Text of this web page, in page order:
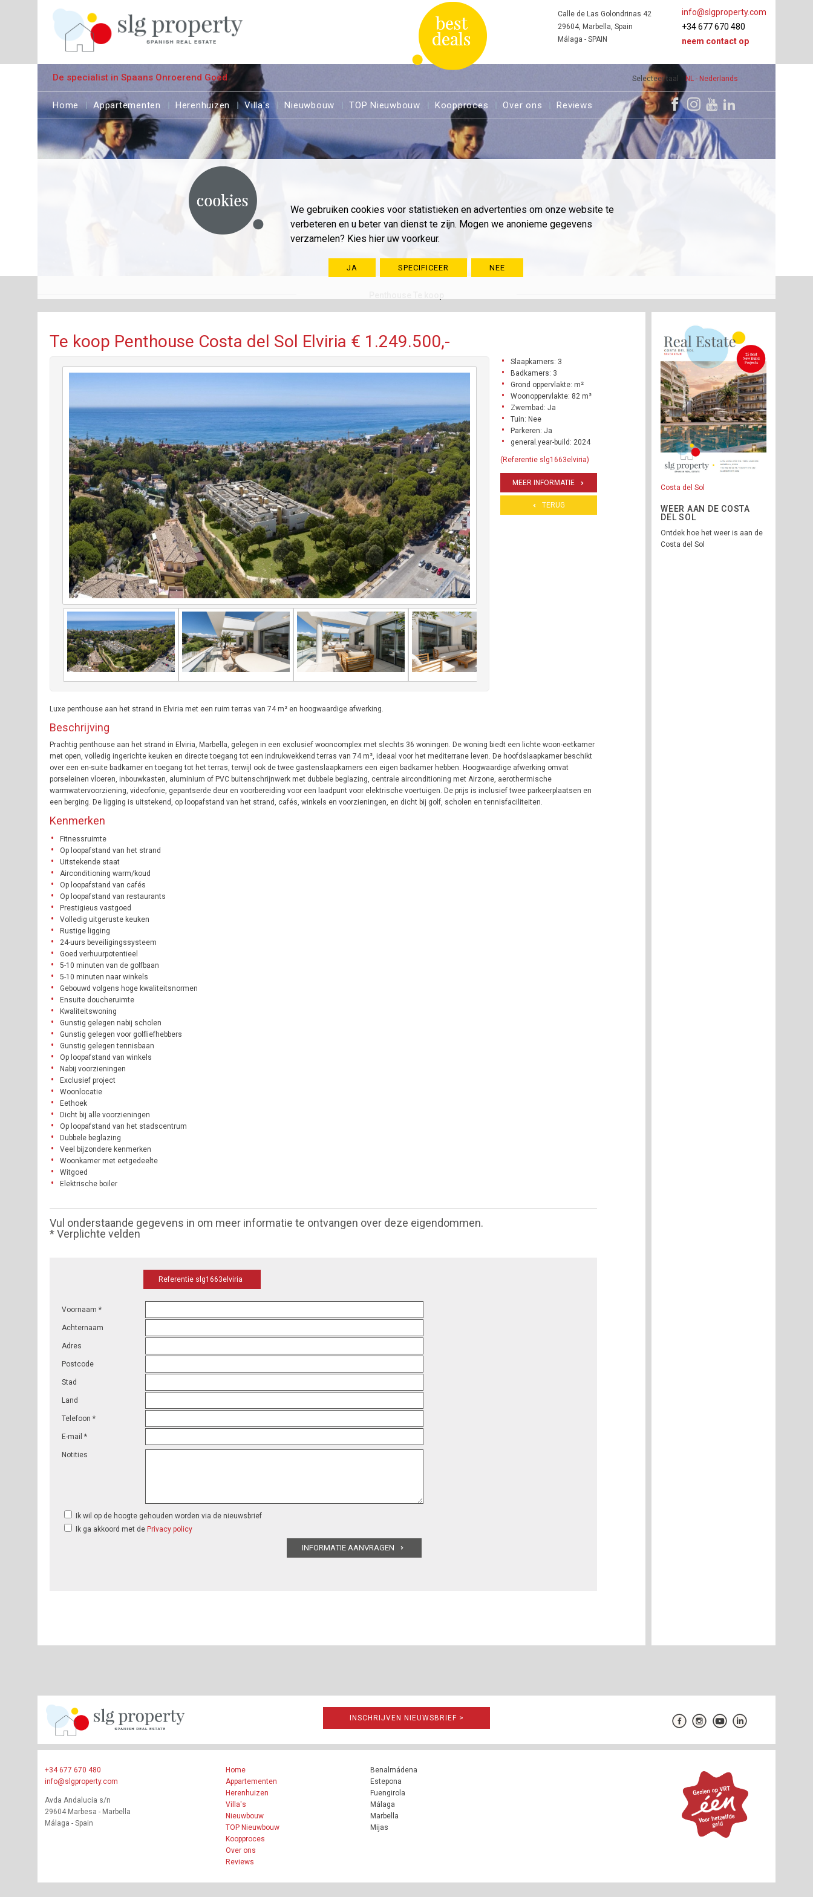
We gebruiken cookies voor statistieken en advertenties om onze website te
verbeteren en u beter van dienst te zijn. Mogen we anonieme gegevens
verzamelen? Kies hier uw voorkeur.
JA SPECIFICEER NEE
Selecteer taal NL - Nederlands
info@slgproperty.com
+34 677 670 480
neem contact op
Calle de Las Golondrinas 42
29604, Marbella, Spain
Málaga - SPAIN
De specialist in Spaans Onroerend Goed
Home Appartementen Herenhuizen Villa's Nieuwbouw TOP Nieuwbouw Koopproces Over ons Reviews
Te koop Penthouse Costa del Sol Elviria € 1.249.500,-
Slaapkamers: 3
Badkamers: 3
Grond oppervlakte: m²
Woonoppervlakte: 82 m²
Zwembad: Ja
Tuin: Nee
Parkeren: Ja
general.year-build: 2024
(Referentie slg1663elviria)
MEER INFORMATIE
TERUG
Luxe penthouse aan het strand in Elviria met een ruim terras van 74 m² en hoogwaardige afwerking.
Beschrijving
Prachtig penthouse aan het strand in Elviria, Marbella, gelegen in een exclusief wooncomplex met slechts 36 woningen. De woning biedt een lichte woon-eetkamer
met open, volledig ingerichte keuken en directe toegang tot een indrukwekkend terras van 74 m², ideaal voor het mediterrane leven. De hoofdslaapkamer beschikt
over een en-suite badkamer en toegang tot het terras, terwijl ook de twee gastenslaapkamers een eigen badkamer hebben. Hoogwaardige afwerking omvat
porseleinen vloeren, inbouwkasten, aluminium of PVC buitenschrijnwerk met dubbele beglazing, centrale airconditioning met Airzone, aerothermische
warmwatervoorziening, videofonie, gepantserde deur en voorbereiding voor een laadpunt voor elektrische voertuigen. De prijs is inclusief twee parkeerplaatsen en
een berging. De ligging is uitstekend, op loopafstand van het strand, cafés, winkels en voorzieningen, en dicht bij golf, scholen en tennisfaciliteiten.
Kenmerken
Fitnessruimte
Op loopafstand van het strand
Uitstekende staat
Airconditioning warm/koud
Op loopafstand van cafés
Op loopafstand van restaurants
Prestigieus vastgoed
Volledig uitgeruste keuken
Rustige ligging
24-uurs beveiligingssysteem
Goed verhuurpotentieel
5-10 minuten van de golfbaan
5-10 minuten naar winkels
Gebouwd volgens hoge kwaliteitsnormen
Ensuite doucheruimte
Kwaliteitswoning
Gunstig gelegen nabij scholen
Gunstig gelegen voor golfliefhebbers
Gunstig gelegen tennisbaan
Op loopafstand van winkels
Nabij voorzieningen
Exclusief project
Woonlocatie
Eethoek
Dicht bij alle voorzieningen
Op loopafstand van het stadscentrum
Dubbele beglazing
Veel bijzondere kenmerken
Woonkamer met eetgedeelte
Witgoed
Elektrische boiler
Vul onderstaande gegevens in om meer informatie te ontvangen over deze eigendommen.
* Verplichte velden
Referentie slg1663elviria
Voornaam *
Achternaam
Adres
Postcode
Stad
Land
Telefoon *
E-mail *
Notities
Ik wil op de hoogte gehouden worden via de nieuwsbrief
Ik ga akkoord met de Privacy policy
Costa del Sol
WEER AAN DE COSTA
DEL SOL
Ontdek hoe het weer is aan de
Costa del Sol
INSCHRIJVEN NIEUWSBRIEF >
+34 677 670 480
info@slgproperty.com
Avda Andalucia s/n
29604 Marbesa - Marbella
Málaga - Spain
Home
Appartementen
Herenhuizen
Villa's
Nieuwbouw
TOP Nieuwbouw
Koopproces
Over ons
Reviews
Benalmádena
Estepona
Fuengirola
Málaga
Marbella
Mijas